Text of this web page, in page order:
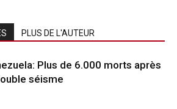
PLUS DE L'AUTEUR
Plus de 6.000 morts après
séisme